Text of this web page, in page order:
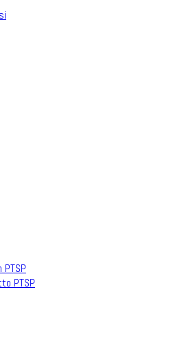
PTSP